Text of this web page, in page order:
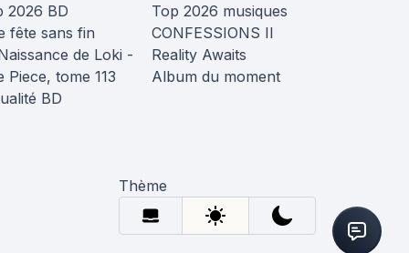
2026 BD
fête sans fin
de Loki -
Piece, tome 113
BD
Top 2026 musiques
CONFESSIONS II
Reality Awaits
Album du moment
Thème